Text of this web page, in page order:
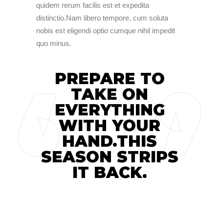
quidem rerum facilis est et expedita
distinctio.Nam libero tempore, cum soluta
nobis est eligendi optio cumque nihil impedit
quo minus.
PREPARE TO
TAKE ON
EVERYTHING
WITH YOUR
HAND.THIS
SEASON STRIPS
IT BACK.